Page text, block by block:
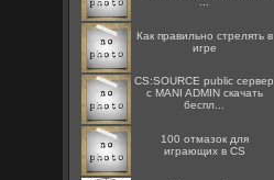
Как правильно стрелять в
игре
CS:SOURCE public сервер
с MANI ADMIN скачать
беспл...
100 отмазок для
играющих в CS